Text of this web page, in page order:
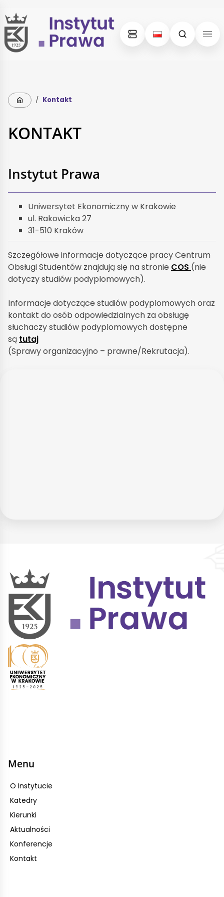
Skip
to
content
Skip
to
menu
Strona główna
/ Kontakt
KONTAKT
Instytut Prawa
Uniwersytet Ekonomiczny w Krakowie
ul. Rakowicka 27
31-510 Kraków
Szczegółowe informacje dotyczące pracy Centrum
Obsługi Studentów znajdują się na stronie COS (nie
dotyczy studiów podyplomowych).
Informacje dotyczące studiów podyplomowych oraz
kontakt do osób odpowiedzialnych za obsługę
słuchaczy studiów podyplomowych dostępne
są tutaj
(Sprawy organizacyjno – prawne/Rekrutacja).
Menu
O Instytucie
Katedry
Kierunki
Aktualności
Konferencje
Kontakt